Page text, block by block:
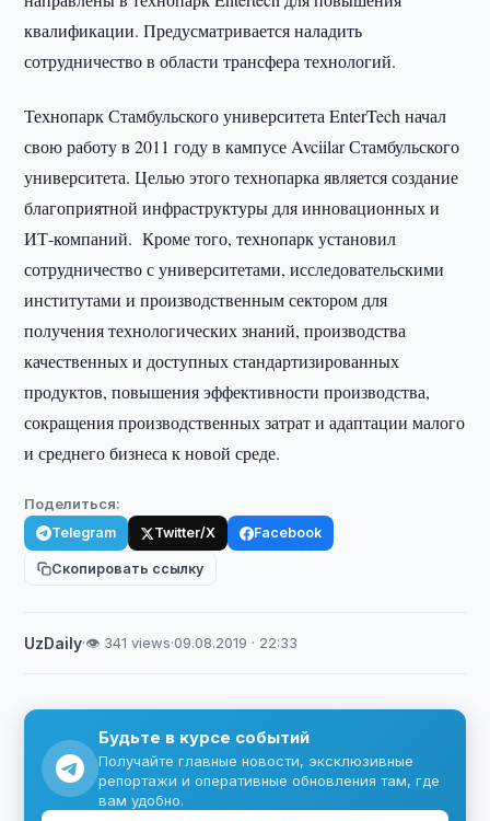
квалификации. Предусматривается наладить
сотрудничество в области трансфера технологий.
Технопарк Стамбульского университета EnterTech начал
свою работу в 2011 году в кампусе Avciilar Стамбульского
университета. Целью этого технопарка является создание
благоприятной инфраструктуры для инновационных и
ИТ-компаний. Кроме того, технопарк установил
сотрудничество с университетами, исследовательскими
институтами и производственным сектором для
получения технологических знаний, производства
качественных и доступных стандартизированных
продуктов, повышения эффективности производства,
сокращения производственных затрат и адаптации малого
и среднего бизнеса к новой среде.
Поделиться:
Telegram Twitter/X Facebook
Скопировать ссылку
UzDaily·👁 341 views·09.08.2019 · 22:33
Будьте в курсе событий
Получайте главные новости, эксклюзивные
репортажи и оперативные обновления там, где
вам удобно.